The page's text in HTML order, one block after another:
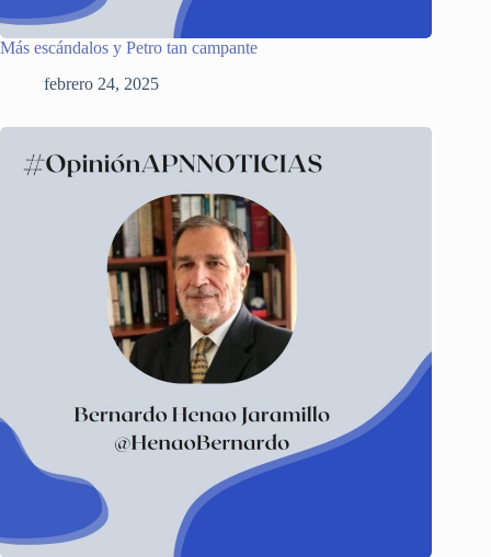
Más escándalos y Petro tan campante
febrero 24, 2025